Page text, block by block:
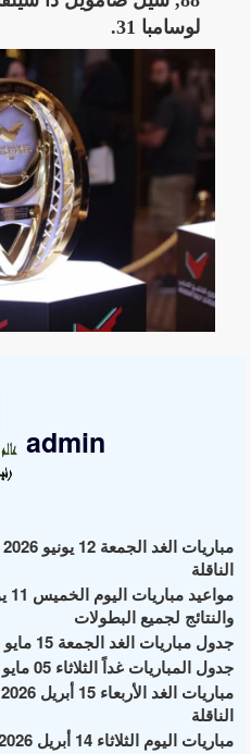
لوسامبا 31.
admin
الناقلة
والنتائج لجميع البطولات
جدول مباريات الغد الجمعة 15 مايو 2026 - مواعيد وقنوات النقل
جدول المباريات غداً الثلاثاء 05 مايو 2026 - كل المواعيد والبطولات
الناقلة